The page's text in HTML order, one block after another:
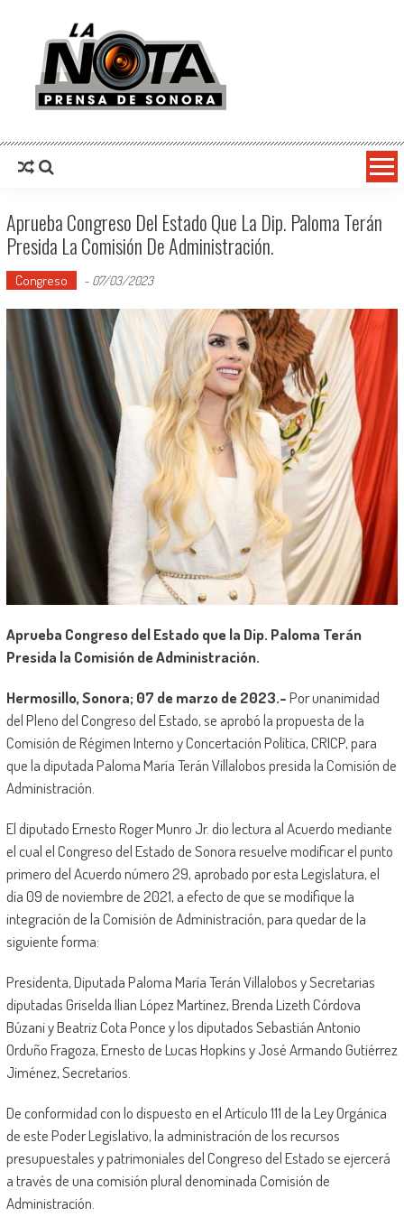
La Nota Prensa De Sonora
Aprueba Congreso Del Estado Que La Dip. Paloma Terán
Presida La Comisión De Administración.
Congreso - 07/03/2023
Aprueba Congreso del Estado que la Dip. Paloma Terán
Presida la Comisión de Administración.
Hermosillo, Sonora; 07 de marzo de 2023.-Por unanimidad
del Pleno del Congreso del Estado, se aprobó la propuesta de la
Comisión de Régimen Interno y Concertación Política, CRICP, para
que la diputada Paloma María Terán Villalobos presida la Comisión de
Administración.
El diputado Ernesto Roger Munro Jr. dio lectura al Acuerdo mediante
el cual el Congreso del Estado de Sonora resuelve modificar el punto
primero del Acuerdo número 29, aprobado por esta Legislatura, el
día 09 de noviembre de 2021, a efecto de que se modifique la
integración de la Comisión de Administración, para quedar de la
siguiente forma:
Presidenta, Diputada Paloma María Terán Villalobos y Secretarias
diputadas Griselda Ilian López Martínez, Brenda Lizeth Córdova
Búzani y Beatriz Cota Ponce y los diputados Sebastián Antonio
Orduño Fragoza, Ernesto de Lucas Hopkins y José Armando Gutiérrez
Jiménez, Secretarios.
De conformidad con lo dispuesto en el Artículo 111 de la Ley Orgánica
de este Poder Legislativo, la administración de los recursos
presupuestales y patrimoniales del Congreso del Estado se ejercerá
a través de una comisión plural denominada Comisión de
Administración.